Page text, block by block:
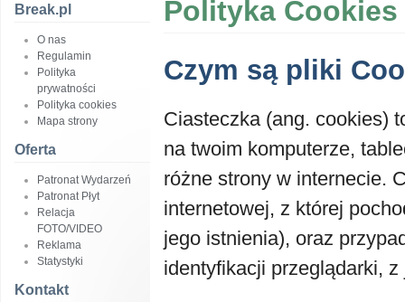
Break.pl
O nas
Regulamin
Polityka
prywatności
Polityka cookies
Mapa strony
Oferta
Patronat Wydarzeń
Patronat Płyt
Relacja
FOTO/VIDEO
Reklama
Statystyki
Kontakt
Polityka Cookies
Czym są pliki
Ciasteczka (ang. cookies)
na twoim komputerze,
różne strony w internecie.
internetowej, z której
jego istnienia), oraz
identyfikacji przeglądarki,